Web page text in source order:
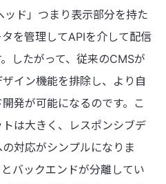
ド」つまり表示部分を持た
を管理してAPIを介して配信
したがって、従来のCMSが
イン機能を排除し、より自
発が可能になるのです。こ
は大きく、レスポンシブデ
対応がシンプルになりま
バックエンドが分離してい